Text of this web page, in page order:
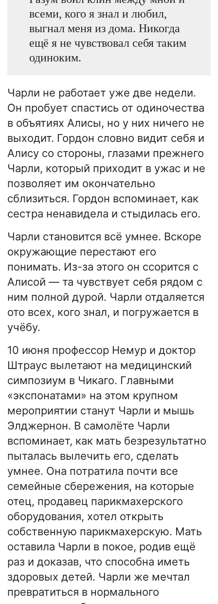
всеми, кого я знал и любил,
выгнал меня из дома. Никогда
ещё я не чувствовал себя таким
одиноким.
Чарли не работает уже две недели.
Он пробует спастись от одиночества
в объятиях Алисы, но у них ничего не
выходит. Гордон словно видит себя и
Алису со стороны, глазами прежнего
Чарли, который приходит в ужас и не
позволяет им окончательно
сблизиться. Гордон вспоминает, как
сестра ненавидела и стыдилась его.
Чарли становится всё умнее. Вскоре
окружающие перестают его
понимать. Из-за этого он ссорится с
Алисой — та чувствует себя рядом с
ним полной дурой. Чарли отдаляется
ото всех, кого знал, и погружается в
учёбу.
10 июня профессор Немур и доктор
Штраус вылетают на медицинский
симпозиум в Чикаго. Главными
«экспонатами» на этом крупном
мероприятии станут Чарли и мышь
Элджернон. В самолёте Чарли
вспоминает, как мать безрезультатно
пыталась вылечить его, сделать
умнее. Она потратила почти все
семейные сбережения, на которые
отец, продавец парикмахерского
оборудования, хотел открыть
собственную парикмахерскую. Мать
оставила Чарли в покое, родив ещё
раз и доказав, что способна иметь
здоровых детей. Чарли же мечтал
превратиться в нормального